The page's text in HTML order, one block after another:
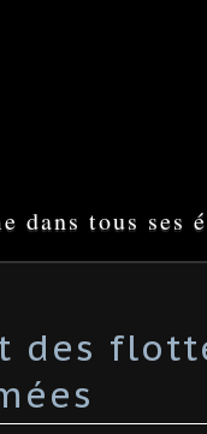
dans tous ses
des